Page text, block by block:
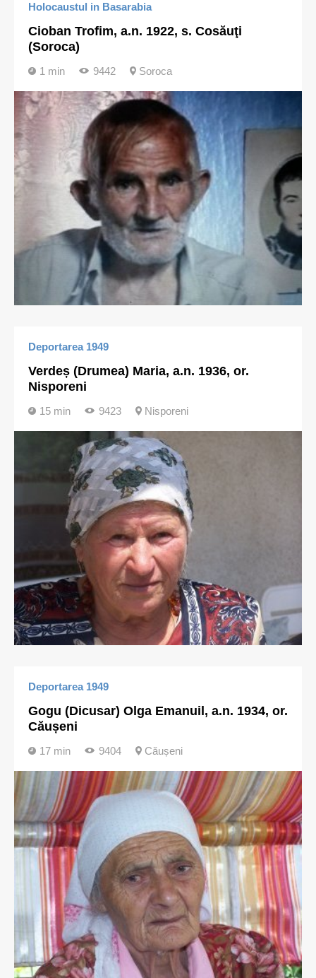
Holocaustul in Basarabia
Cioban Trofim, a.n. 1922, s. Cosăuţi
(Soroca)
1 min 9442 Soroca
Deportarea 1949
Verdeș (Drumea) Maria, a.n. 1936, or.
Nisporeni
15 min 9423 Nisporeni
Deportarea 1949
Gogu (Dicusar) Olga Emanuil, a.n. 1934, or.
Căușeni
17 min 9404 Căușeni